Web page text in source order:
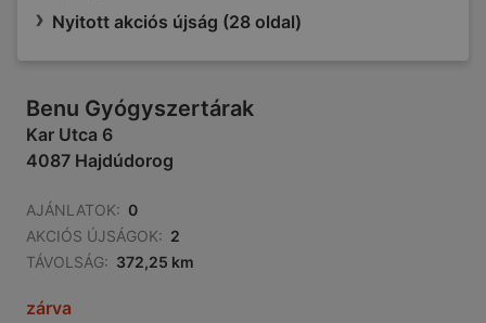
Nyitott akciós újság (28 oldal)
Benu Gyógyszertárak
Kar Utca 6
4087 Hajdúdorog
AJÁNLATOK: 0
AKCIÓS ÚJSÁGOK: 2
TÁVOLSÁG: 372,25 km
zárva